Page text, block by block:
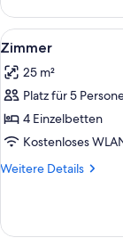
zur
Einzelnutzung
Alle
Fotos
für
Zimmer
anzeigen
4
Zimmer
25 m²
Platz für 5
4 Einzelbetten
Kostenloses
Weitere Details
Weitere